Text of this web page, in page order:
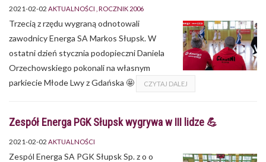
2021-02-02 AKTUALNOŚCI ROCZNIK 2006
Trzecią z rzędu wygraną odnotowali
zawodnicy Energa SA Markos Słupsk. W
ostatni dzień stycznia podopieczni Daniela
Orzechowskiego pokonali na własnym
parkiecie Młode Lwy z Gdańska 🤩
CZYTAJ DALEJ
Zespół Energa PGK Słupsk wygrywa w III lidze 💪
2021-02-02 AKTUALNOŚCI
Zespól Energa SA PGK Słupsk Sp. z o o